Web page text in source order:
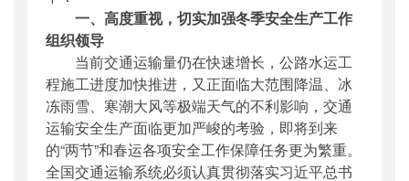
一、高度重视，切实加强冬季安全生产工作
组织领导
当前交通运输量仍在快速增长，公路水运工
程施工进度加快推进，又正面临大范围降温、冰
冻雨雪、寒潮大风等极端天气的不利影响，交通
运输安全生产面临更加严峻的考验，即将到来
的“两节”和春运各项安全工作保障任务更为繁重。
全国交通运输系统必须认真贯彻落实习近平总书